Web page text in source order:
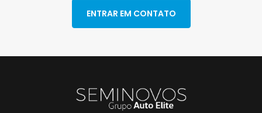
ENTRAR EM CONTATO